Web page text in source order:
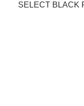
SELECT BLACK